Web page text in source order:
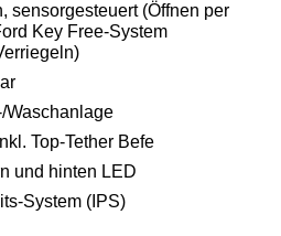
sensorgesteuert (Öffnen per
Key Free-System
Waschanlage
Top-Tether Befe
und hinten LED
System (IPS)